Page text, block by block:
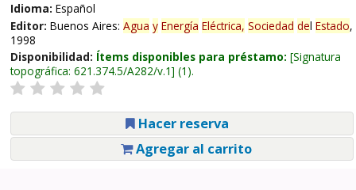
Idioma: Español
Editor: Buenos Aires: Agua y Energía Eléctrica, Sociedad del Estado,
1998
Disponibilidad: Ítems disponibles para préstamo: Signatura
topográfica: 621.374.5/A282/v.1 (1).
Hacer reserva
Agregar al carrito